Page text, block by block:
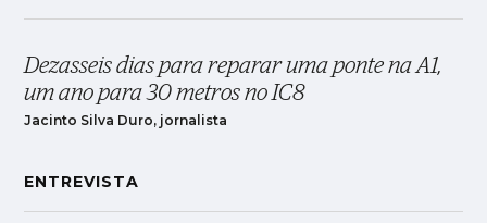
Dezasseis dias para reparar uma ponte na A1,
um ano para 30 metros no IC8
Jacinto Silva Duro, jornalista
ENTREVISTA